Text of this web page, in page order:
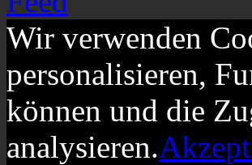
Wir verwenden
personalisieren,
können und die
analysieren.